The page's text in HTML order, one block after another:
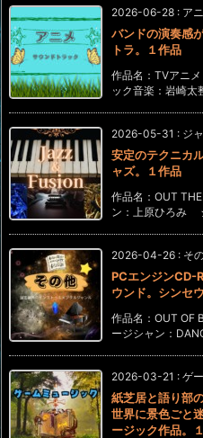
2026-06-28 : ア
バンドの演奏感
トラ。１作品
作品名：TVアニ
ック音楽：岩崎
2026-05-31 : ジ
安定のテクニカ
ャズ。１作品
作品名：OUT
ン：上原ひろみ
2026-04-26 : そ
PCエンジンCD-
ウンド。シンセ
作品名：OUT OF
ージシャン：
2026-03-21 : ゲ
紙芝居と語り部
世界に景色ごと
ージック作品。